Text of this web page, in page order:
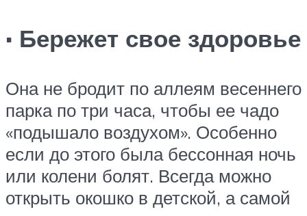
· Бережет свое здоровье
Она не бродит по аллеям весеннего
парка по три часа, чтобы ее чадо
«подышало воздухом». Особенно
если до этого была бессонная ночь
или колени болят. Всегда можно
открыть окошко в детской, а самой